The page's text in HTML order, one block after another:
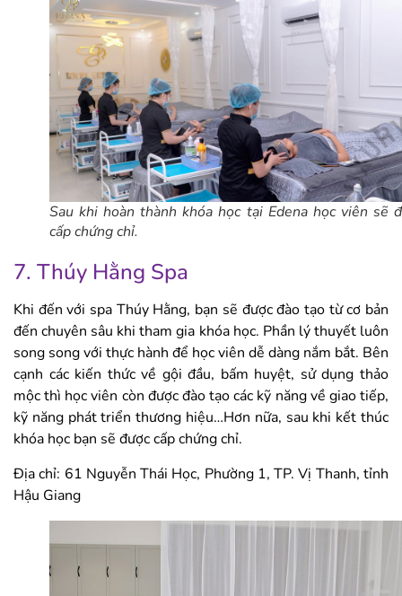
Sau khi hoàn thành khóa học tại Edena học viên sẽ
cấp chứng chỉ.
7. Thúy Hằng Spa
Khi đến với spa Thúy Hằng, bạn sẽ được đào tạo từ cơ bản
đến chuyên sâu khi tham gia khóa học. Phần lý thuyết luôn
song song với thực hành để học viên dễ dàng nắm bắt. Bên
cạnh các kiến thức về gội đầu, bấm huyệt, sử dụng thảo
mộc thì học viên còn được đào tạo các kỹ năng về giao tiếp,
kỹ năng phát triển thương hiệu…Hơn nữa, sau khi kết thúc
khóa học bạn sẽ được cấp chứng chỉ.
Địa chỉ: 61 Nguyễn Thái Học, Phường 1, TP. Vị Thanh, tỉnh
Hậu Giang